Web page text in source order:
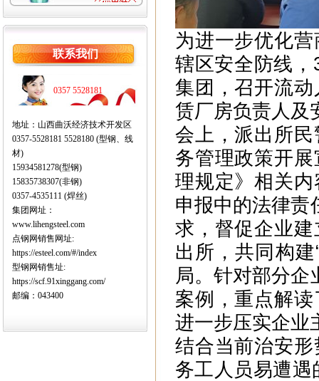
联系我们
0357 5528181
地址：山西曲沃经济技术开发区
0357-5528181 5528180 (型钢、线
材)
15934581278(型钢)
15835738307(非钢)
0357-4535111 (焊丝)
集团网址：
www.lihengsteel.com
点钢网销售网址:
https://esteel.com/#/index
型钢网销售址:
https://scf.91xinggang.com/
邮编：043400
为进一步优化
辖区安全防线
集团，召开流
赁厂房负责人及
会上，派出所
务管理政策开
理规定》相关
申报中的法律责
求，督促企业
出所，共同构
局。针对部分企
案例，重点解
进一步压实企业
结合当前治安
务工人员易遭遇